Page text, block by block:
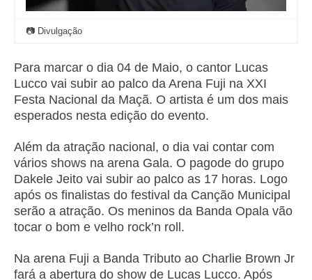
📷 Divulgação
Para marcar o dia 04 de Maio, o cantor Lucas
Lucco vai subir ao palco da Arena Fuji na XXI
Festa Nacional da Maçã. O artista é um dos mais
esperados nesta edição do evento.
Além da atração nacional, o dia vai contar com
vários shows na arena Gala. O pagode do grupo
Dakele Jeito vai subir ao palco as 17 horas. Logo
após os finalistas do festival da Canção Municipal
serão a atração. Os meninos da Banda Opala vão
tocar o bom e velho rock’n roll.
Na arena Fuji a Banda Tributo ao Charlie Brown Jr
fará a abertura do show de Lucas Lucco. Após